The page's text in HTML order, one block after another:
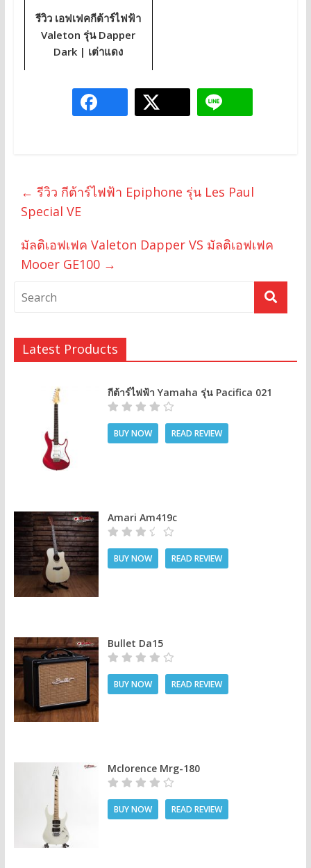
รีวิว เอฟเฟคกีต้าร์ไฟฟ้า
Valeton รุ่น Dapper
Dark | เต่าแดง
← รีวิว กีต้าร์ไฟฟ้า Epiphone รุ่น Les Paul
Special VE
มัลติเอฟเฟค Valeton Dapper VS มัลติเอฟเฟค
Mooer GE100 →
Latest Products
กีต้าร์ไฟฟ้า Yamaha รุ่น Pacifica 021
BUY NOW READ REVIEW
Amari Am419c
BUY NOW READ REVIEW
Bullet Da15
BUY NOW READ REVIEW
Mclorence Mrg-180
BUY NOW READ REVIEW